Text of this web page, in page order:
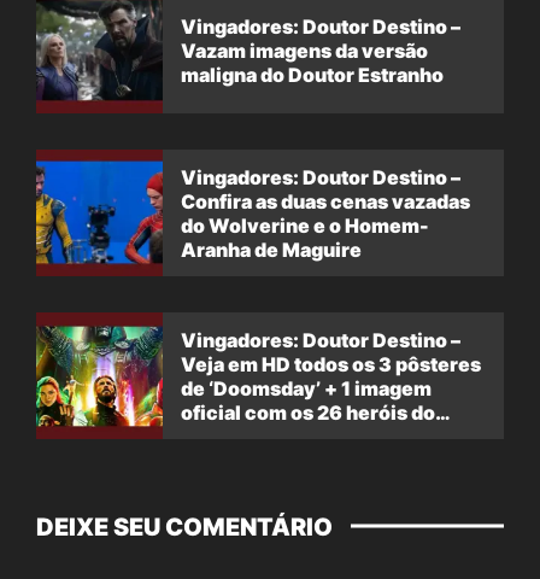
Vingadores: Doutor Destino –
Vazam imagens da versão
maligna do Doutor Estranho
Vingadores: Doutor Destino –
Confira as duas cenas vazadas
do Wolverine e o Homem-
Aranha de Maguire
Vingadores: Doutor Destino –
Veja em HD todos os 3 pôsteres
de ‘Doomsday’ + 1 imagem
oficial com os 26 heróis do
DEIXE SEU COMENTÁRIO